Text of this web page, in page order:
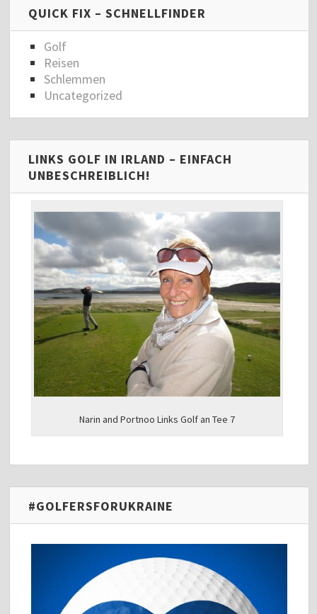
QUICK FIX – SCHNELLFINDER
Golf
Reisen
Schlemmen
Uncategorized
LINKS GOLF IN IRLAND – EINFACH
UNBESCHREIBLICH!
Narin and Portnoo Links Golf an Tee 7
#GOLFERSFORUKRAINE